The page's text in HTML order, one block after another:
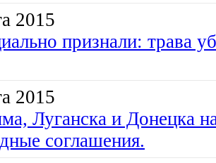
2015
признали: трава
2015
Луганска и Донецка
соглашения.